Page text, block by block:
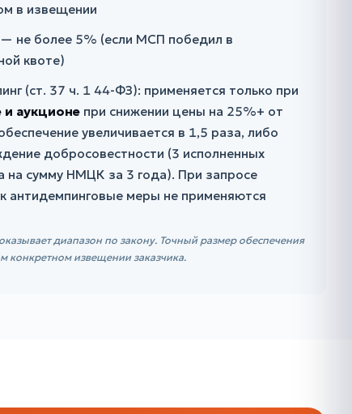
в извещении
не более 5% (если МСП победил в
квоте)
(ст. 37 ч. 1 44-ФЗ): применяется только при
и аукционе при снижении цены на 25%+ от
увеличивается в 1,5 раза, либо
добросовестности (3 исполненных
на сумму НМЦК за 3 года). При запросе
антидемпинговые меры не применяются
диапазон по закону. Точный размер обеспечения
конкретном извещении заказчика.